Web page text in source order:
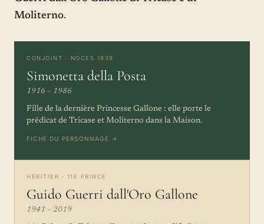
Moliterno.
CONJOINT · NOCES 1939
Simonetta della Posta
1916 – 1986
Fille de la dernière Princesse Gallone : elle porte le
prédicat de Tricase et Moliterno dans la Maison.
FICHE DU PERSONNAGE →
HÉRITIER · 11E PRINCE
Guido Guerri dall'Oro Gallone
1941 – 2019